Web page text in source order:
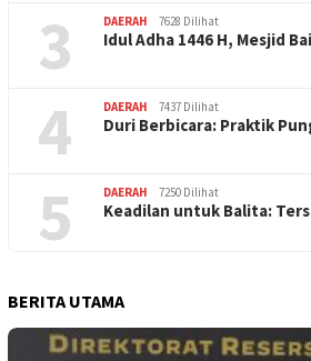
3 DAERAH 7628 Dilihat
Idul Adha 1446 H, Mesjid
4 DAERAH 7437 Dilihat
Duri Berbicara: Praktik
5 DAERAH 7250 Dilihat
Keadilan untuk Balita:
BERITA UTAMA